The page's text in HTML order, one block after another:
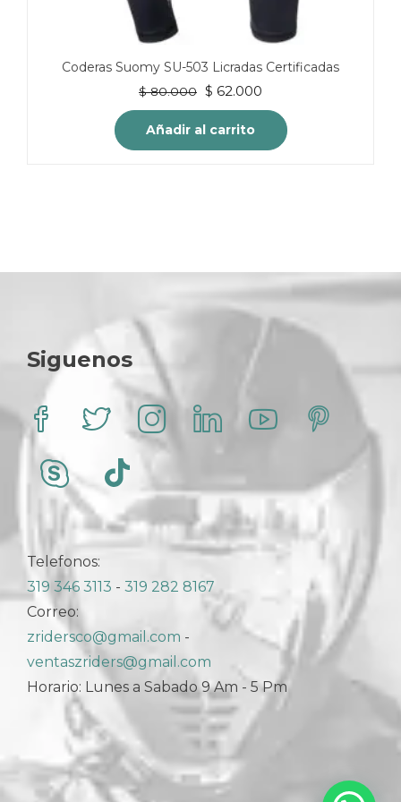
Coderas Suomy SU-503 Licradas Certificadas
$80.000 El
precio
original
era:
$ 62.000
precio
actual
es:
Añadir al carrito
Siguenos
Telefonos:
319 346 3113 - 319 282 8167
Correo:
zridersco@gmail.com -
ventaszriders@gmail.com
Horario: Lunes a Sabado 9 Am - 5 Pm